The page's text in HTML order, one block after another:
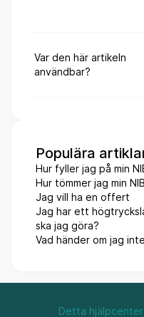
Var den här artikeln
användbar?
Populära
Hur fyller jag på min
Hur tömmer jag min
Jag vill ha en offert
Jag har ett
ska jag göra?
Vad händer om jag
Detta